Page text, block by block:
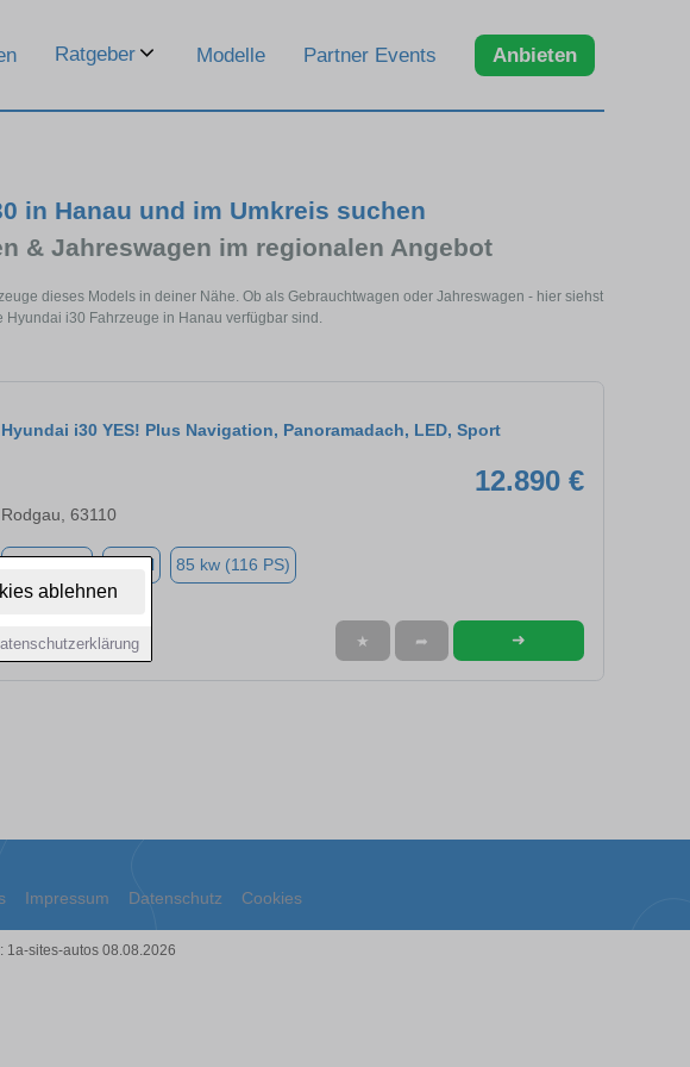
ablehnen
Ratgeber Modelle Partner Events Anbieten
in Hanau und im Umkreis suchen
& Jahreswagen im regionalen Angebot
dieses Models in deiner Nähe. Ob als Gebrauchtwagen oder Jahreswagen - hier siehst
Hyundai i30 Fahrzeuge in Hanau verfügbar sind.
Hyundai i30 YES! Plus Navigation, Panoramadach, LED, Sport
12.890 €
Rodgau, 63110
Diesel 85 kw (116 PS)
★ ➦ ➜
Impressum Datenschutz Cookies
1a-sites-autos 08.08.2026